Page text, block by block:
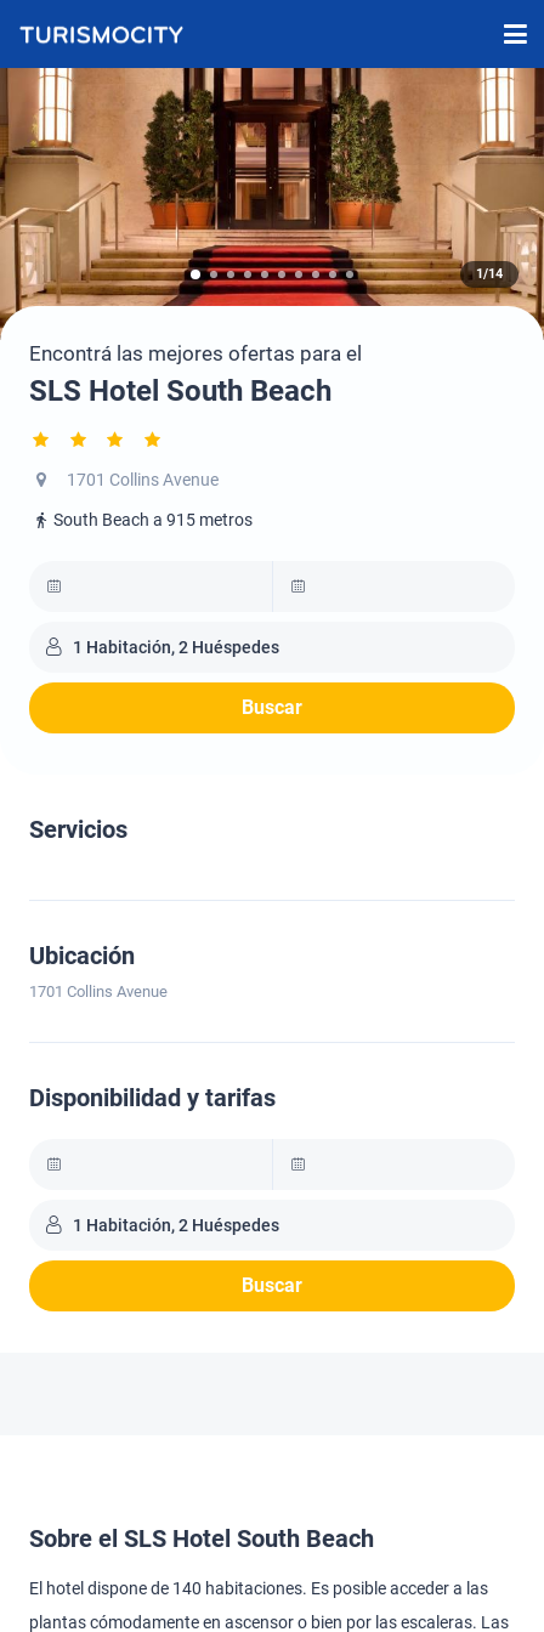
1/14
Encontrá las mejores ofertas para el
SLS Hotel South Beach
1701 Collins Avenue
South Beach a 915 metros
1 Habitación, 2 Huéspedes
Buscar
Servicios
Ubicación
1701 Collins Avenue
Disponibilidad y tarifas
1 Habitación, 2 Huéspedes
Buscar
Sobre el SLS Hotel South Beach
El hotel dispone de 140 habitaciones. Es posible acceder a las
plantas cómodamente en ascensor o bien por las escaleras. Las